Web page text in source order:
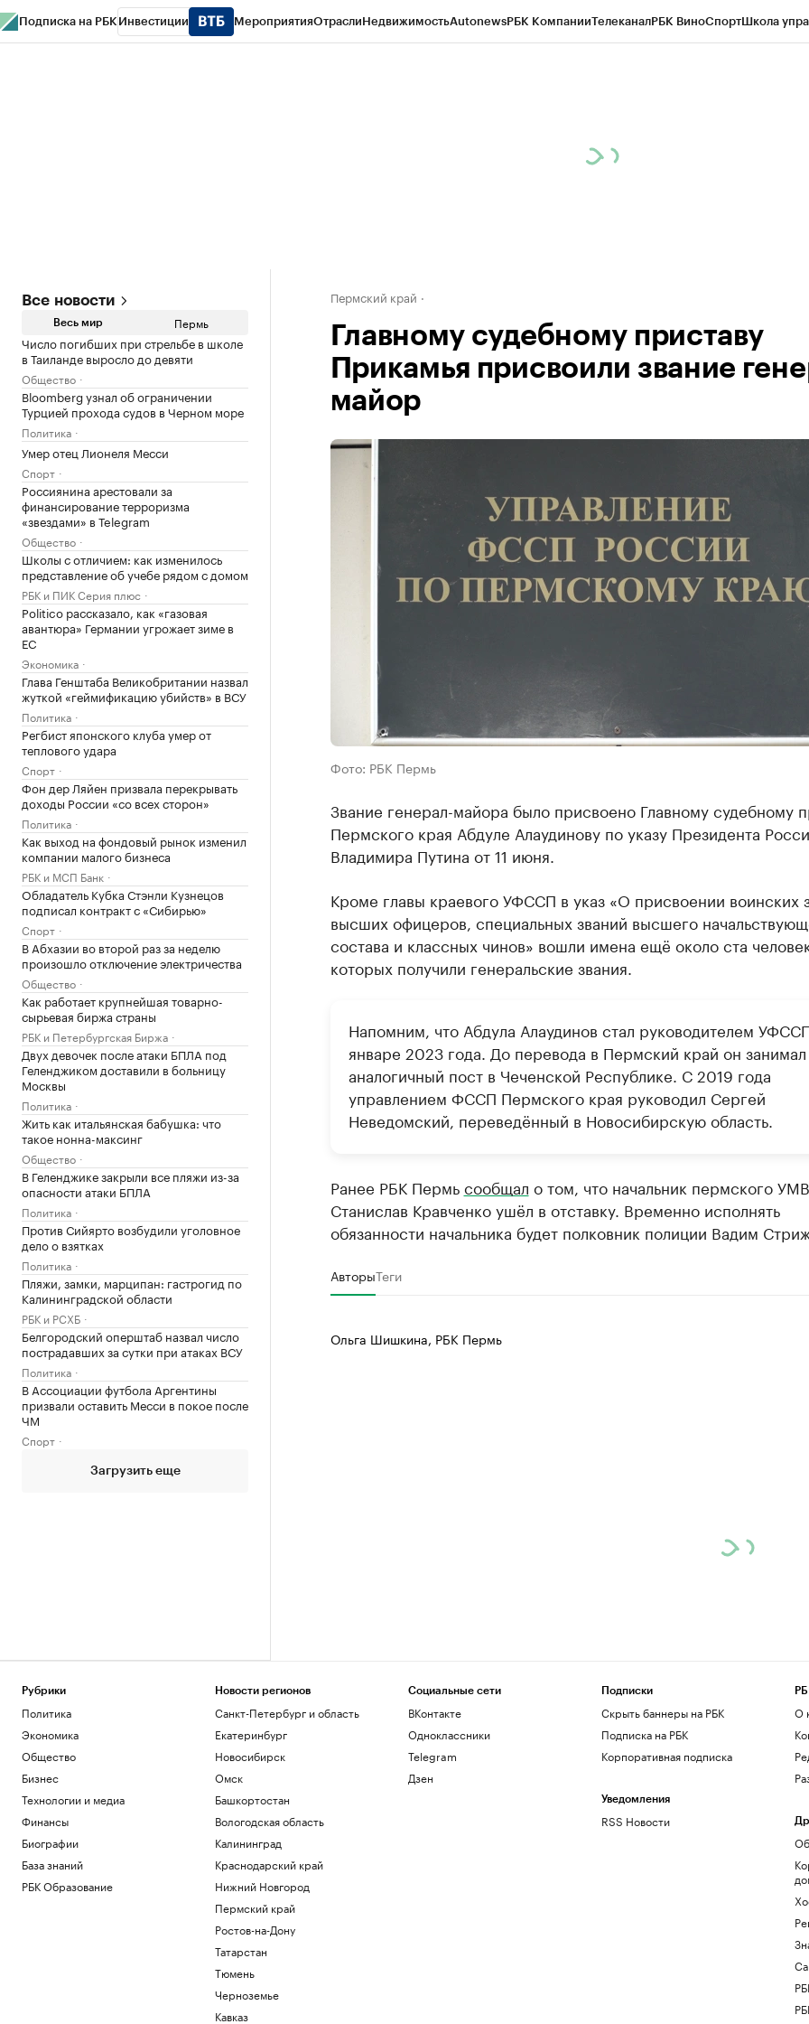
Подписка на РБК Инвестиции МероприятияОтраслиНедвижимостьAutonewsРБК КомпанииТелеканалРБК ВиноСпортШкола
Все новости
Весь мир Пермь
Число погибших при стрельбе в школе
в Таиланде выросло до девяти
Общество
Bloomberg узнал об ограничении
Турцией прохода судов в Черном море
Политика
Умер отец Лионеля Месси
Спорт
Россиянина арестовали за
финансирование терроризма
«звездами» в Telegram
Общество
Школы с отличием: как изменилось
представление об учебе рядом с домом
РБК и ПИК Серия плюс
Politico рассказало, как «газовая
авантюра» Германии угрожает зиме в
ЕС
Экономика
Глава Генштаба Великобритании назвал
жуткой «геймификацию убийств» в ВСУ
Политика
Регбист японского клуба умер от
теплового удара
Спорт
Фон дер Ляйен призвала перекрывать
доходы России «со всех сторон»
Политика
Как выход на фондовый рынок изменил
компании малого бизнеса
РБК и МСП Банк
Обладатель Кубка Стэнли Кузнецов
подписал контракт с «Сибирью»
Спорт
В Абхазии во второй раз за неделю
произошло отключение электричества
Общество
Как работает крупнейшая товарно-
сырьевая биржа страны
РБК и Петербургская Биржа
Двух девочек после атаки БПЛА под
Геленджиком доставили в больницу
Москвы
Политика
Жить как итальянская бабушка: что
такое нонна-максинг
Общество
В Геленджике закрыли все пляжи из-за
опасности атаки БПЛА
Политика
Против Сийярто возбудили уголовное
дело о взятках
Политика
Пляжи, замки, марципан: гастрогид по
Калининградской области
РБК и РСХБ
Белгородский оперштаб назвал число
пострадавших за сутки при атаках ВСУ
Политика
В Ассоциации футбола Аргентины
призвали оставить Месси в покое после
ЧМ
Спорт
Загрузить еще
Пермский край
Главному судебному приставу
Прикамья присвоили звание
майор
Фото: РБК Пермь
Звание генерал-майора было присвоено Главному судебному
Пермского края Абдуле Алаудинову по указу Президента
Владимира Путина от 11 июня.
Кроме главы краевого УФССП в указ «О присвоении воинских
высших офицеров, специальных званий высшего
состава и классных чинов» вошли имена ещё около ста
которых получили генеральские звания.
Напомним, что Абдула Алаудинов стал руководителем
январе 2023 года. До перевода в Пермский край он занимал
аналогичный пост в Чеченской Республике. С 2019 года
управлением ФССП Пермского края руководил Сергей
Неведомский, переведённый в Новосибирскую область.
Ранее РБК Пермьсообщал о том, что начальник пермского
Станислав Кравченко ушёл в отставку. Временно исполнять
обязанности начальника будет полковник полиции Вадим
АвторыТеги
Ольга Шишкина, РБК Пермь
Рубрики
Политика
Экономика
Общество
Бизнес
Технологии и медиа
Финансы
Биографии
База знаний
РБК Образование
Новости регионов
Санкт-Петербург и область
Екатеринбург
Новосибирск
Омск
Башкортостан
Вологодская область
Калининград
Краснодарский край
Нижний Новгород
Пермский край
Ростов-на-Дону
Татарстан
Тюмень
Черноземье
Кавказ
Социальные сети
ВКонтакте
Одноклассники
Telegram
Дзен
Подписки
Скрыть баннеры на РБК
Подписка на РБК
Корпоративная подписка
Уведомления
RSS Новости
О